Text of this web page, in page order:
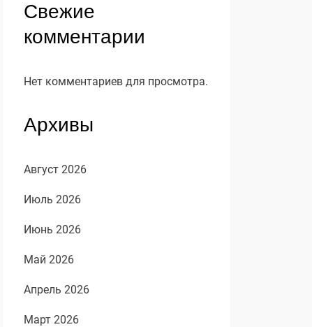
Свежие
комментарии
Нет комментариев для просмотра.
Архивы
Август 2026
Июль 2026
Июнь 2026
Май 2026
Апрель 2026
Март 2026